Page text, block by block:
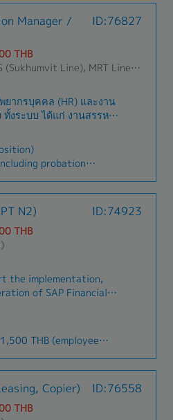
market conditions,
opportunities to
business-
consulting and client-
THB / year)
December and
performance and
(MBO)
17:00 or 9:30-
Manager /
ID:76827
THB
Phaya Thai, Ratchathewi, Pathum Wan, Huai Khwang, Dusit, Phra Nakhon, Pom Prap Sattru Phai, Samphanthawong
ากรบุคคล (HR) และงาน
งระบบ ได้แก่ งานสรรหา
การฝึกอบรม (Training),
Relations), ค่า
& Benefits)
ดำเนินการสรรหาและคัด
และพัฒนาช่องทางการ
น การขาด ลา มาสาย และ
ดทำและตรวจสอบเงิน
Payroll- จัดทำและยื่น
(ภ.ง.ด.1) ประจำเดือน
ก่กรมสรรพากร- จัดทำ
ประจำเดือน รวมถึงแบบ
ารอื่น ๆ ที่เกี่ยวข้องกับ
ำรายงานกองทุนสำรอง
ประจำเดือน- ตรวจสอบ
าทำงาน การลางาน และ
ภัยรถยนต์ของบริษัท- ดูแล
เช่น การต่ออายุ
probation
& family (After
& family i.g.
etc... (After past
past probation)
year
party
medal for staff who
over 20 years)
past work 1 year)
N2) ID:74923
THB
the implementation,
of SAP Financial
client business
and financial
specifications-
definition, system
testing for SAP
to financial modules
with
and project members
THB (employee
cost reimbursed (fixed
1 month)
Copier) ID:76558
THB